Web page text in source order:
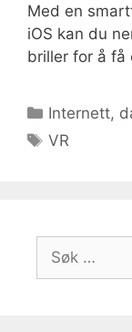
Med en
iOS kan du
briller for å få
Kategorier
Internett,
Stikkord
VR
etter: